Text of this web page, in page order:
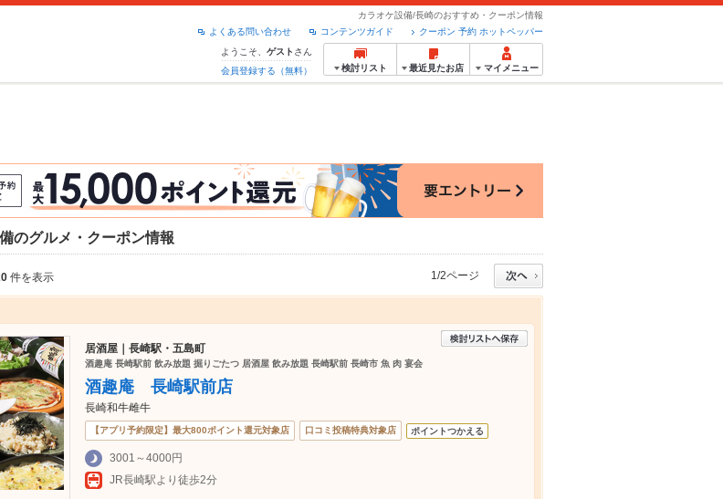
カラオケ設備/長崎のおすすめ・クーポン情報
クーポン 予約 ホットペッパー
コンテンツガイド
よくある問い合わせ
ようこそ、 ゲスト さん
会員登録する（無料）
検討リスト 最近見たお店 マイメニュー
のグルメ・クーポン情報
件を表示 1/2ページ
居酒屋｜長崎駅・五島町
酒趣庵 長崎駅前 飲み放題 掘りごたつ 居酒屋 飲み放題 長崎駅前 長崎市 魚 肉 宴会
酒趣庵 長崎駅前店
長崎和牛雌牛
【アプリ予約限定】最大800ポイント還元対象店 口コミ投稿特典対象店 ポイントつかえる
3001～4000円
JR長崎駅より徒歩2分